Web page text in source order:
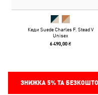
Кеди Suede Charles F. Stead V
Unisex
6 490,00 ₴
ЗНИЖКА 5%ТА